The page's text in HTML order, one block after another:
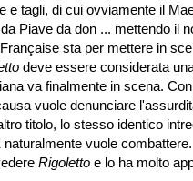
e tagli, di cui ovviamente il
Piave da don ... mettendo il
sta per mettere in
deve essere considerata
va finalmente in scena.
vuole denunciare
titolo, lo stesso identico
vuole combattere.
Rigolettoe lo ha molto